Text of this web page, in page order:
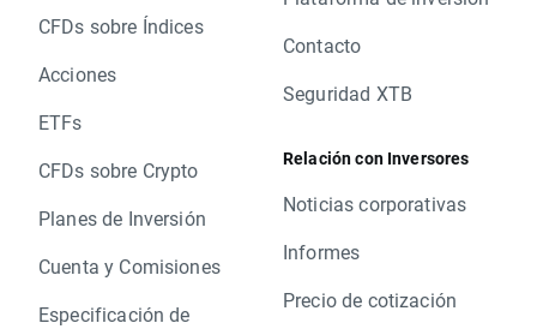
CFDs sobre Índices
Acciones
ETFs
CFDs sobre Crypto
Planes de Inversión
Cuenta y Comisiones
Especificación de
Contacto
Seguridad XTB
Relación con Inversores
Noticias corporativas
Informes
Precio de cotización